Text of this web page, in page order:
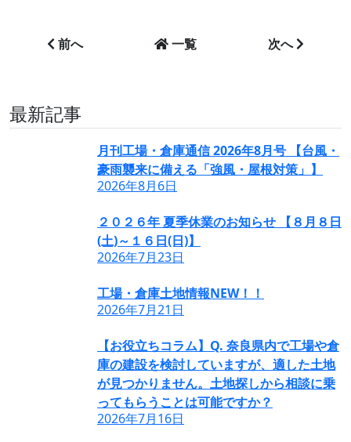
前へ 一覧 次へ
最新記事
月刊工場・倉庫通信 2026年8月号 【台風・
豪雨襲来に備える「強風・屋根対策」】
2026年8月6日
２０２６年 夏季休業のお知らせ 【８月８日
(土)～１６日(日)】
2026年7月23日
工場・倉庫土地情報NEW！！
2026年7月21日
【お役立ちコラム】Q. 奈良県内で工場や倉
庫の建設を検討していますが、適した土地
が見つかりません。土地探しから相談に乗
ってもらうことは可能ですか？
2026年7月16日